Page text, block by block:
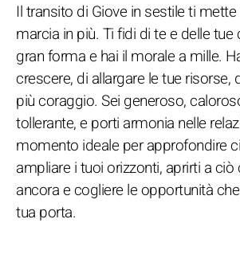
Il transito di Giove in sestile ti
marcia in più. Ti fidi di te e delle tue
gran forma e hai il morale a mille.
crescere, di allargare le tue risorse,
più coraggio. Sei generoso,
tollerante, e porti armonia nelle
momento ideale per approfondire
ampliare i tuoi orizzonti, aprirti a
ancora e cogliere le opportunità
tua porta.